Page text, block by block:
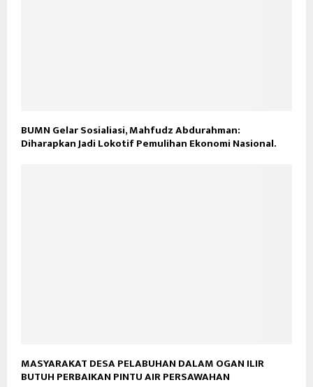
BUMN Gelar Sosialiasi, Mahfudz Abdurahman:
Diharapkan Jadi Lokotif Pemulihan Ekonomi Nasional.
MASYARAKAT DESA PELABUHAN DALAM OGAN ILIR
BUTUH PERBAIKAN PINTU AIR PERSAWAHAN